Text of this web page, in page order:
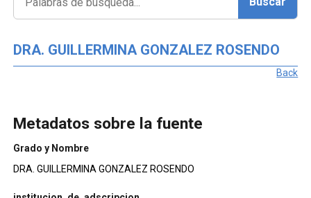
DRA. GUILLERMINA GONZALEZ ROSENDO
Back
Metadatos sobre la fuente
Grado y Nombre
DRA. GUILLERMINA GONZALEZ ROSENDO